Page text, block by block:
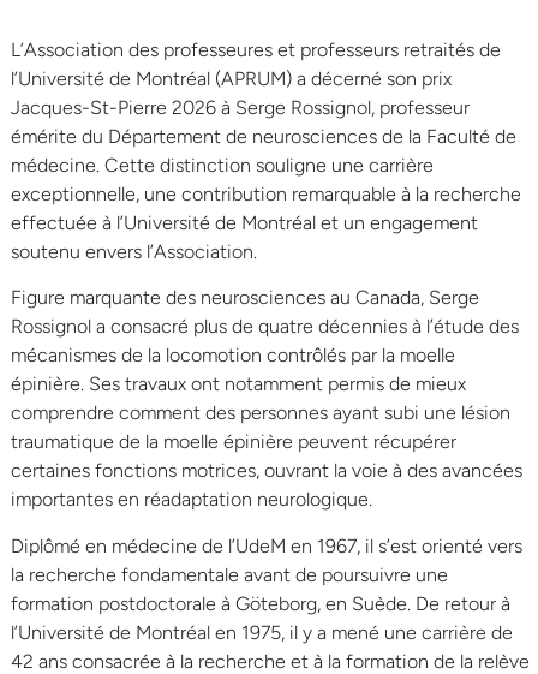
L’Association des professeures et professeurs retraités de
l’Université de Montréal (APRUM) a décerné son prix
Jacques-St-Pierre 2026 à Serge Rossignol, professeur
émérite du Département de neurosciences de la Faculté de
médecine. Cette distinction souligne une carrière
exceptionnelle, une contribution remarquable à la recherche
effectuée à l’Université de Montréal et un engagement
soutenu envers l’Association.
Figure marquante des neurosciences au Canada, Serge
Rossignol a consacré plus de quatre décennies à l’étude des
mécanismes de la locomotion contrôlés par la moelle
épinière. Ses travaux ont notamment permis de mieux
comprendre comment des personnes ayant subi une lésion
traumatique de la moelle épinière peuvent récupérer
certaines fonctions motrices, ouvrant la voie à des avancées
importantes en réadaptation neurologique.
Diplômé en médecine de l’UdeM en 1967, il s’est orienté vers
la recherche fondamentale avant de poursuivre une
formation postdoctorale à Göteborg, en Suède. De retour à
l’Université de Montréal en 1975, il y a mené une carrière de
42 ans consacrée à la recherche et à la formation de la relève